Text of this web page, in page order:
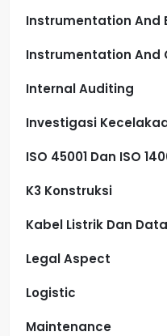
Instrumentation And
Instrumentation And
Internal Auditing
Investigasi
ISO 45001 Dan ISO
K3 Konstruksi
Kabel Listrik Dan Data
Legal Aspect
Logistic
Maintenance